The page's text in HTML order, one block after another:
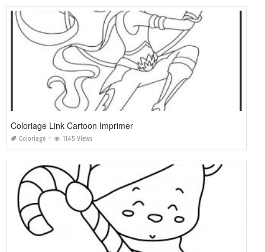
Coloriage Link Cartoon Imprimer
Coloriage 1145 Views